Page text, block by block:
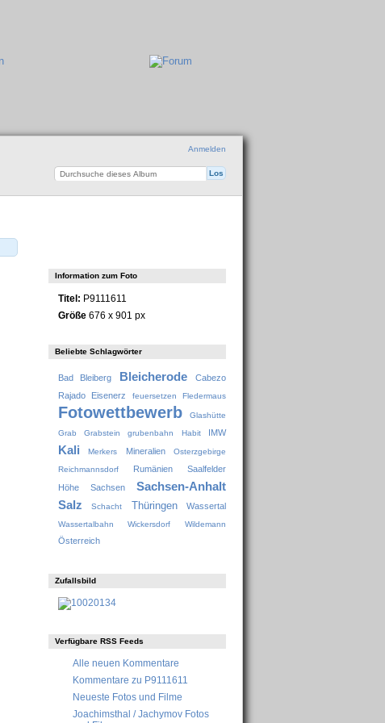
Anmelden
Information zum Foto
Titel: P9111611
Größe676 x 901 px
Beliebte Schlagwörter
Bad Bleiberg Bleicherode
Cabezo
Rajado
Eisenerz feuersetzen Fledermaus
Fotowettbewerb
Glashütte
Grab
Grabstein grubenbahn Habit IMW
Kali Merkers Mineralien
Osterzgebirge
Reichmannsdorf
Rumänien
Saalfelder
Höhe
Sachsen
Sachsen-Anhalt
Salz
Schacht Thüringen Wassertal
Wassertalbahn Wickersdorf Wildemann
Österreich
Zufallsbild
Verfügbare RSS Feeds
Alle neuen Kommentare
Kommentare zu P9111611
Neueste Fotos und Filme
Joachimsthal / Jachymov Fotos